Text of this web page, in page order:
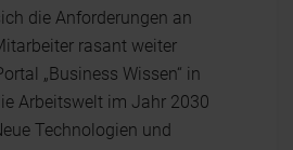
die Anforderungen an
rasant weiter
„Business Wissen“ in
Arbeitswelt im Jahr 2030
Technologien und